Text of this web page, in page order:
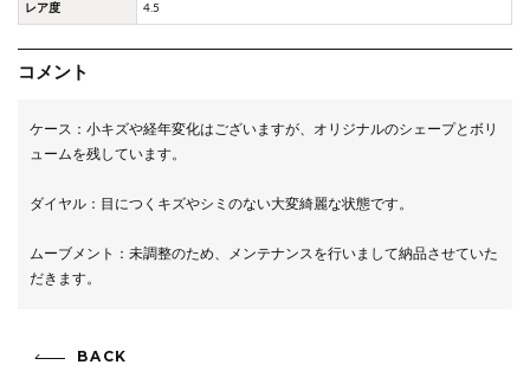
レア度 4.5
コメント
ケース：小キズや経年変化はございますが、オリジナルのシェープとボリ
ュームを残しています。
ダイヤル：目につくキズやシミのない大変綺麗な状態です。
ムーブメント：未調整のため、メンテナンスを行いまして納品させていた
だきます。
BACK